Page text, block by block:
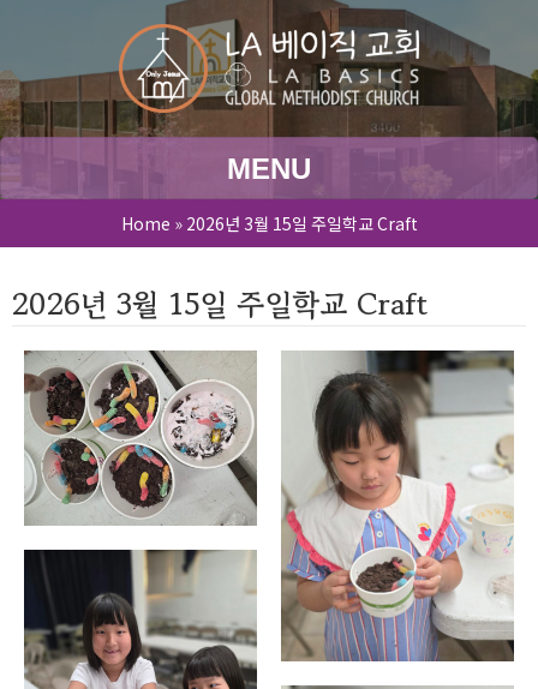
MENU
Home » 2026년 3월 15일 주일학교 Craft
2026년 3월 15일 주일학교 Craft